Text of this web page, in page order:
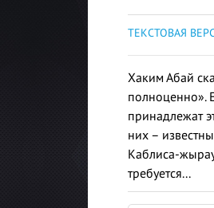
ТЕКСТОВАЯ
Хаким Абай
полноценно».
принадлежат
них –
Каблиса-
требуется...